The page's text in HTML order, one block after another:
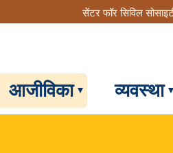
सेंटर फॉर सिविल
आजीविका व्यवस्था